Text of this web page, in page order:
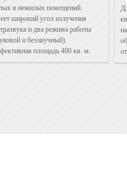
и нежилых помещений.
широкий угол излучения
и два режима работы
и беззвучный).
площадь 400 кв. м.